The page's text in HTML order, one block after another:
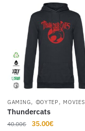
παραλλαγές.
επιλογές
μπορούν
να
επιλεγούν
στη
σελίδα
του
προϊόντος
GAMING, ΦΟΎΤΕΡ, MOVIES
Thundercats
40.00€
Original
35.00€